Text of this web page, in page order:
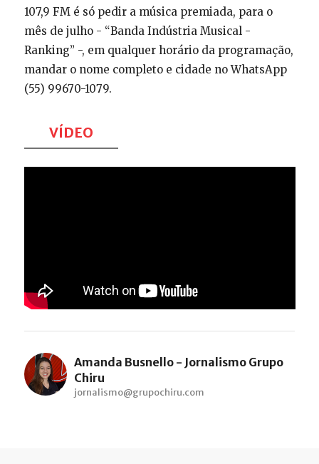
107,9 FM é só pedir a música premiada, para o
mês de julho - “Banda Indústria Musical -
Ranking” -, em qualquer horário da programação,
mandar o nome completo e cidade no WhatsApp
(55) 99670-1079.
VÍDEO
Amanda Busnello - Jornalismo Grupo
Chiru
jornalismo@grupochiru.com